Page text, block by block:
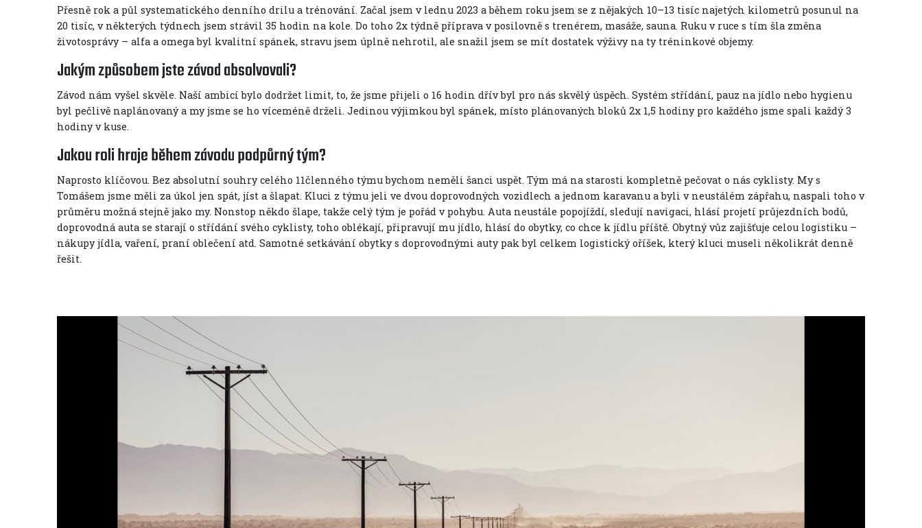
Přesně rok a půl systematického denního drilu a trénování. Začal jsem v lednu 2023 a během roku jsem se z nějakých 10–13 tisíc najetých kilometrů posunul na
20 tisíc, v některých týdnech jsem strávil 35 hodin na kole. Do toho 2x týdně příprava v posilovně s trenérem, masáže, sauna. Ruku v ruce s tím šla změna
životosprávy – alfa a omega byl kvalitní spánek, stravu jsem úplně nehrotil, ale snažil jsem se mít dostatek výživy na ty tréninkové objemy.
Jakým způsobem jste závod absolvovali?
Závod nám vyšel skvěle. Naší ambicí bylo dodržet limit, to, že jsme přijeli o 16 hodin dřív byl pro nás skvělý úspěch. Systém střídání, pauz na jídlo nebo hygienu
byl pečlivě naplánovaný a my jsme se ho víceméně drželi. Jedinou výjimkou byl spánek, místo plánovaných bloků 2x 1,5 hodiny pro každého jsme spali každý 3
hodiny v kuse.
Jakou roli hraje během závodu podpůrný tým?
Naprosto klíčovou. Bez absolutní souhry celého 11členného týmu bychom neměli šanci uspět. Tým má na starosti kompletně pečovat o nás cyklisty. My s
Tomášem jsme měli za úkol jen spát, jíst a šlapat. Kluci z týmu jeli ve dvou doprovodných vozidlech a jednom karavanu a byli v neustálém zápřahu, naspali toho v
průměru možná stejně jako my. Nonstop někdo šlape, takže celý tým je pořád v pohybu. Auta neustále popojíždí, sledují navigaci, hlásí projetí průjezdních bodů,
doprovodná auta se starají o střídání svého cyklisty, toho oblékají, připravují mu jídlo, hlásí do obytky, co chce k jídlu příště. Obytný vůz zajišťuje celou logistiku –
nákupy jídla, vaření, praní oblečení atd. Samotné setkávání obytky s doprovodnými auty pak byl celkem logistický oříšek, který kluci museli několikrát denně
řešit.